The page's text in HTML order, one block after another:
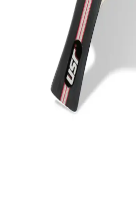
Kullanım Kolaylı Spor Ekipmanı
Decathlon Pongori 2 masa tenisi seti,
ergonomik tasarımıyla her seviyeden
kullanılabilen, uzun ömürlü ve kolay
Turuncu Masa Tenisi Topları
Kullanım İpuçları
Turuncu renkli CN menşeli Delta 100'lü
dayanıklılığı, performansı ve kullanım